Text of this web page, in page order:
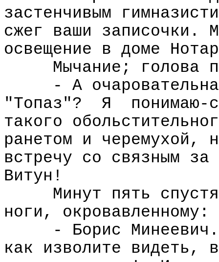
застенчивым
сжег ваши записочки.
освещение в доме
Мычание; голова
- А
"Топаз"?
Я
понимаю-
такого
ранетом и черемухой,
встречу со связным
Витун!
Минут пять
ноги, окровавленному:
- Борис
как изволите видеть,